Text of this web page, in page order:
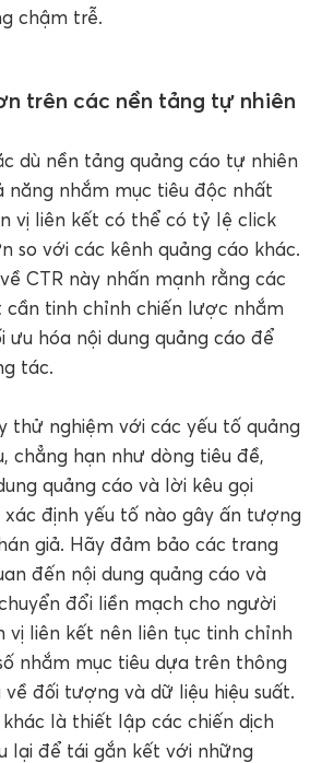
chậm trễ.
trên các nền tảng tự nhiên
dù nền tảng quảng cáo tự nhiên
năng nhắm mục tiêu độc nhất
vị liên kết có thể có tỷ lệ click
so với các kênh quảng cáo khác.
CTR này nhấn mạnh rằng các
tinh chỉnh chiến lược nhắm
ưu hóa nội dung quảng cáo để
tác.
thử nghiệm với các yếu tố quảng
chẳng hạn như dòng tiêu đề,
quảng cáo và lời kêu gọi
định yếu tố nào gây ấn tượng
giả. Hãy đảm bảo các trang
đến nội dung quảng cáo và
đổi liền mạch cho người
vị liên kết nên liên tục tinh chỉnh
nhắm mục tiêu dựa trên thông
về đối tượng và dữ liệu hiệu suất.
là thiết lập các chiến dịch
lại để tái gắn kết với những